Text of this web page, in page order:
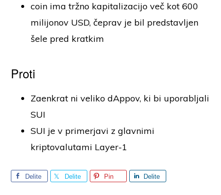
coin ima tržno kapitalizacijo več kot 600
milijonov USD, čeprav je bil predstavljen
šele pred kratkim
Proti
Zaenkrat ni veliko dAppov, ki bi uporabljali
SUI
SUI je v primerjavi z glavnimi
kriptovalutami Layer-1
Delite Delite Pin Delite